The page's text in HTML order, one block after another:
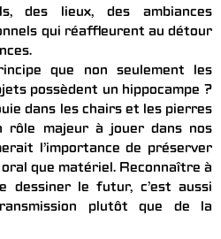
des lieux, des ambiances
qui réaffleurent au détour
que non seulement les
possèdent un hippocampe ?
dans les chairs et les pierres
rôle majeur à jouer dans nos
l’importance de préserver
que matériel. Reconnaître à
dessiner le futur, c’est aussi
plutôt que de la